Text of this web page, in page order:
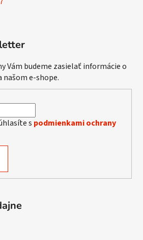
Vám budeme zasielať informácie o
našom e-shope.
s podmienkami ochrany